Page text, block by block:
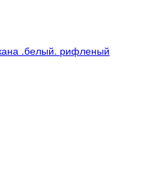
.белый. рифленый